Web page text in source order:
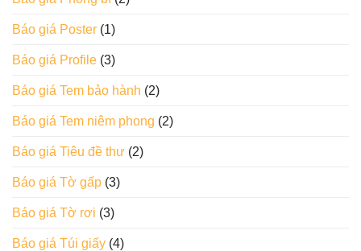
Báo giá Poster (1)
Báo giá Profile (3)
Báo giá Tem bảo hành (2)
Báo giá Tem niêm phong (2)
Báo giá Tiêu đề thư (2)
Báo giá Tờ gấp (3)
Báo giá Tờ rơi (3)
Báo giá Túi giấy (4)